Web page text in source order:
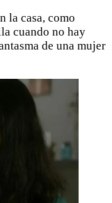
la casa, como
cuando no hay
de una mujer